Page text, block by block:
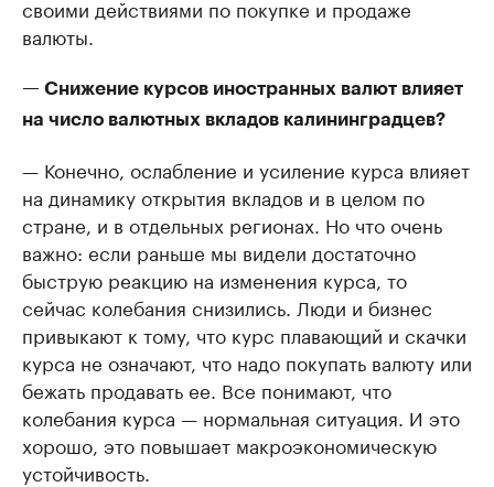
своими действиями по покупке и продаже
валюты.
— Снижение курсов иностранных валют влияет
на число валютных вкладов калининградцев?
— Конечно, ослабление и усиление курса влияет
на динамику открытия вкладов и в целом по
стране, и в отдельных регионах. Но что очень
важно: если раньше мы видели достаточно
быструю реакцию на изменения курса, то
сейчас колебания снизились. Люди и бизнес
привыкают к тому, что курс плавающий и скачки
курса не означают, что надо покупать валюту или
бежать продавать ее. Все понимают, что
колебания курса — нормальная ситуация. И это
хорошо, это повышает макроэкономическую
устойчивость.